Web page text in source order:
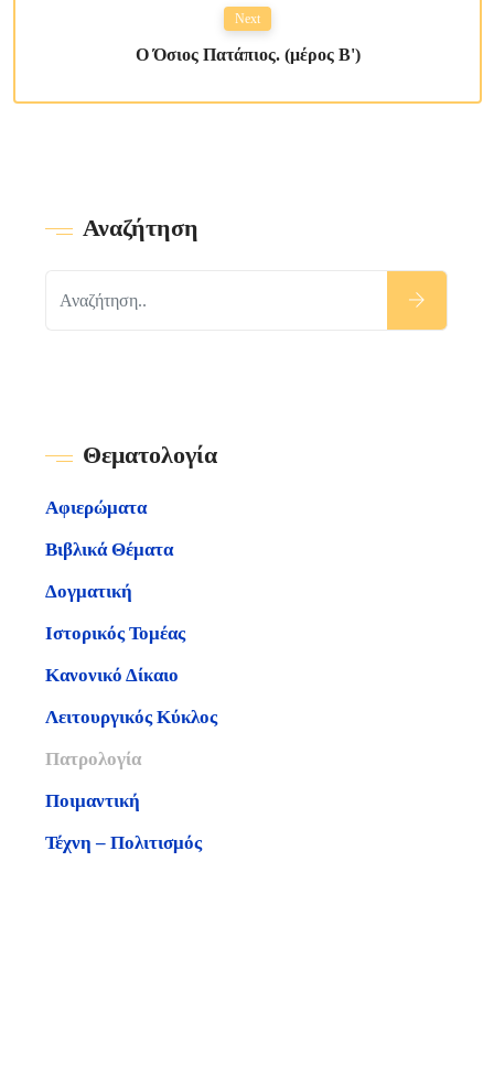
Next
Ο Όσιος Πατάπιος. (μέρος Β')
Αναζήτηση
Θεματολογία
Αφιερώματα
Βιβλικά Θέματα
Δογματική
Ιστορικός Τομέας
Κανονικό Δίκαιο
Λειτουργικός Κύκλος
Πατρολογία
Ποιμαντική
Τέχνη – Πολιτισμός